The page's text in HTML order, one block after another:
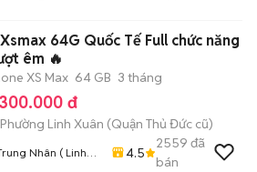
64G Quốc Tế Full chức năng
êm 🔥
XS Max 64 GB 3 tháng
đ
Phường Linh Xuân (Quận Thủ Đức cũ)
Nhân ( Linh
4.5
2559 đã
bán